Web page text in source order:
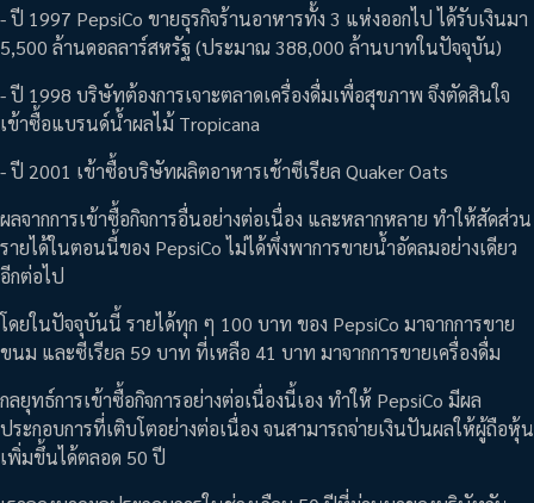
- ปี 1997 PepsiCo ขายธุรกิจร้านอาหารทั้ง 3 แห่งออกไป ได้รับเงินมา
5,500 ล้านดอลลาร์สหรัฐ (ประมาณ 388,000 ล้านบาทในปัจจุบัน)
- ปี 1998 บริษัทต้องการเจาะตลาดเครื่องดื่มเพื่อสุขภาพ จึงตัดสินใจ
เข้าซื้อแบรนด์น้ำผลไม้ Tropicana
- ปี 2001 เข้าซื้อบริษัทผลิตอาหารเช้าซีเรียล Quaker Oats
ผลจากการเข้าซื้อกิจการอื่นอย่างต่อเนื่อง และหลากหลาย ทำให้สัดส่วน
รายได้ในตอนนี้ของ PepsiCo ไม่ได้พึ่งพาการขายน้ำอัดลมอย่างเดียว
อีกต่อไป
โดยในปัจจุบันนี้ รายได้ทุก ๆ 100 บาท ของ PepsiCo มาจากการขาย
ขนม และซีเรียล 59 บาท ที่เหลือ 41 บาท มาจากการขายเครื่องดื่ม
กลยุทธ์การเข้าซื้อกิจการอย่างต่อเนื่องนี้เอง ทำให้ PepsiCo มีผล
ประกอบการที่เติบโตอย่างต่อเนื่อง จนสามารถจ่ายเงินปันผลให้ผู้ถือหุ้น
เพิ่มขึ้นได้ตลอด 50 ปี